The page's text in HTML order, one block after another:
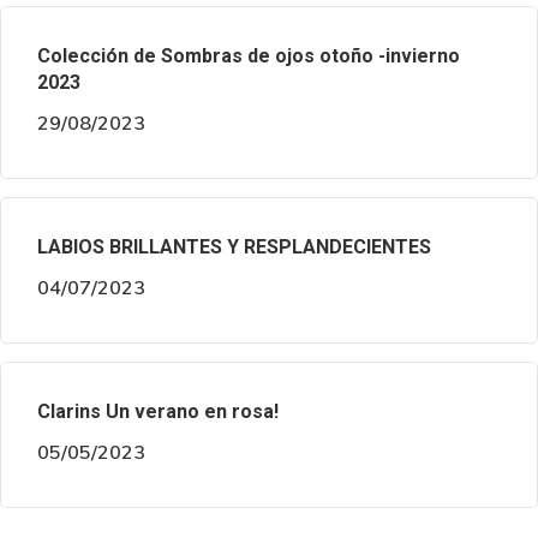
Colección de Sombras de ojos otoño -invierno
2023
29/08/2023
LABIOS BRILLANTES Y RESPLANDECIENTES
04/07/2023
Clarins Un verano en rosa!
05/05/2023